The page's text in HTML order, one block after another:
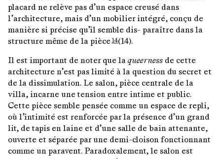
placard ne relève pas d’un espace creusé dans
l’architecture, mais d’un mobilier intégré, conçu de
manière si précise qu’il semble dis- paraître dans la
structure même de la pièce 14(14).
Il est important de noter que la queerness de cette
architecture n’est pas limité à la question du secret et
de la dissimulation. Le salon, pièce centrale de la
villa, incarne une tension entre intime et public.
Cette pièce semble pensée comme un espace de repli,
où l’intimité est renforcée par la présence d’un grand
lit, de tapis en laine et d’une salle de bain attenante,
ouverte et séparée par une demi-cloison fonctionnant
comme un paravent. Paradoxalement, le salon est